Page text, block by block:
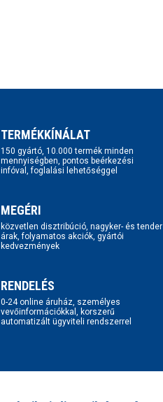
TERMÉKKÍNÁLAT
150 gyártó, 10.000 termék minden
mennyiségben, pontos beérkezési
infóval, foglalási lehetőséggel
MEGÉRI
közvetlen disztribúció, nagyker- és tender
árak, folyamatos akciók, gyártói
kedvezmények
RENDELÉS
0-24 online áruház, személyes
vevőinformációkkal, korszerű
automatizált ügyviteli rendszerrel